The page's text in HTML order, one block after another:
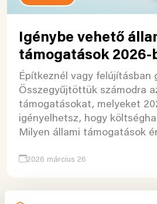
Igénybe vehető
támogatások 2026-
Építkeznél vagy felújításban
Összegyűjtöttük számodra
támogatásokat, melyeket
igényelhetsz, hogy
Milyen állami támogatások
2026 március 26